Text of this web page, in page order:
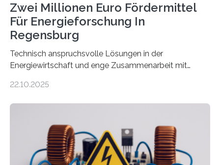
Zwei Millionen Euro Fördermittel
Für Energieforschung In
Regensburg
Technisch anspruchsvolle Lösungen in der
Energiewirtschaft und enge Zusammenarbeit mit
neuen EU-geförderten Transfer-Projekte zu
Energietechnologien werden vom Europäischen
Sozialfonds Plus (ESF+) gefördert – mit einer
Gesamtsumme von mehr als zwei Millionen Euro.
Damit zählt die Hochschule zu den großen
22.10.2025